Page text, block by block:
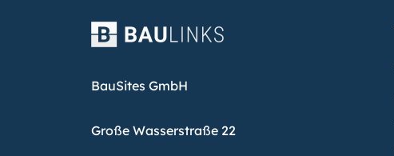
BauSites GmbH
Große Wasserstraße 22